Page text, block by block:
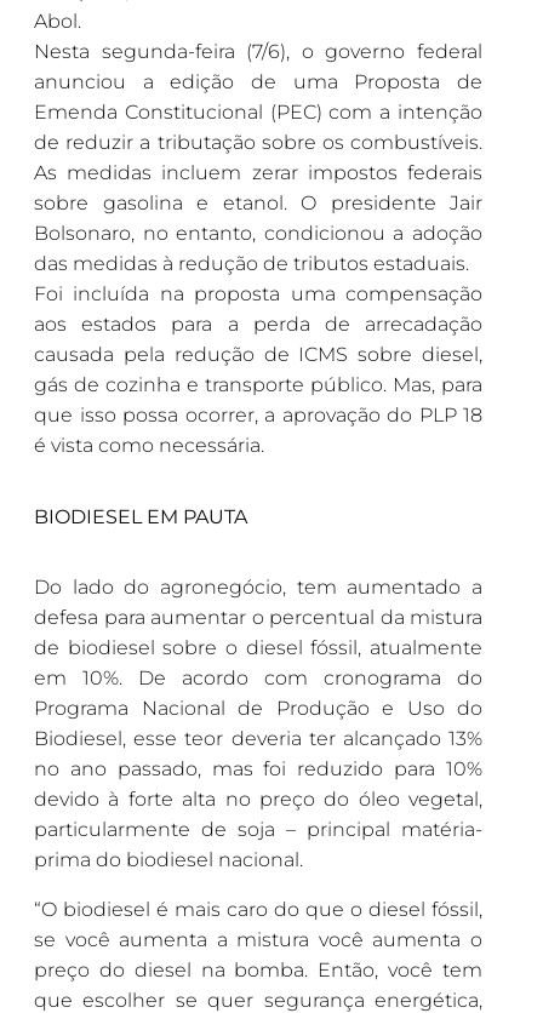
Abol.
Nesta segunda-feira (7/6), o governo federal
anunciou a edição de uma Proposta de
Emenda Constitucional (PEC) com a intenção
de reduzir a tributação sobre os combustíveis.
As medidas incluem zerar impostos federais
sobre gasolina e etanol. O presidente Jair
Bolsonaro, no entanto, condicionou a adoção
das medidas à redução de tributos estaduais.
Foi incluída na proposta uma compensação
aos estados para a perda de arrecadação
causada pela redução de ICMS sobre diesel,
gás de cozinha e transporte público. Mas, para
que isso possa ocorrer, a aprovação do PLP 18
é vista como necessária.
BIODIESEL EM PAUTA
Do lado do agronegócio, tem aumentado a
defesa para aumentar o percentual da mistura
de biodiesel sobre o diesel fóssil, atualmente
em 10%. De acordo com cronograma do
Programa Nacional de Produção e Uso do
Biodiesel, esse teor deveria ter alcançado 13%
no ano passado, mas foi reduzido para 10%
devido à forte alta no preço do óleo vegetal,
particularmente de soja – principal matéria-
prima do biodiesel nacional.
“O biodiesel é mais caro do que o diesel fóssil,
se você aumenta a mistura você aumenta o
preço do diesel na bomba. Então, você tem
que escolher se quer segurança energética,